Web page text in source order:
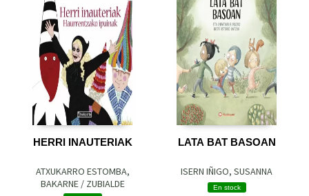
HERRI INAUTERIAK
ATXUKARRO ESTOMBA,
BAKARNE / ZUBIALDE
LATA BAT BASOAN
ISERN IÑIGO, SUSANNA
En stock